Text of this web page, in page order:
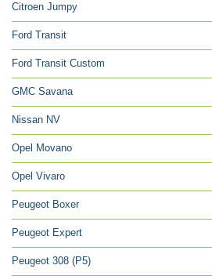
Citroen Jumpy
Ford Transit
Ford Transit Custom
GMC Savana
Nissan NV
Opel Movano
Opel Vivaro
Peugeot Boxer
Peugeot Expert
Peugeot 308 (P5)